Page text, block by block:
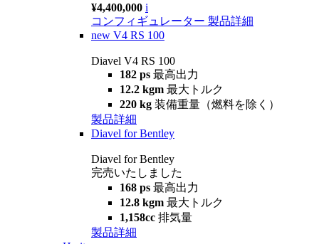
¥4,400,000 i
コンフィギュレーター 製品詳細
new V4 RS 100
Diavel V4 RS 100
182 ps 最高出力
12.2 kgm 最大トルク
220 kg 装備重量（燃料を除く）
製品詳細
Diavel for Bentley
Diavel for Bentley
完売いたしました
168 ps 最高出力
12.8 kgm 最大トルク
1,158cc 排気量
製品詳細